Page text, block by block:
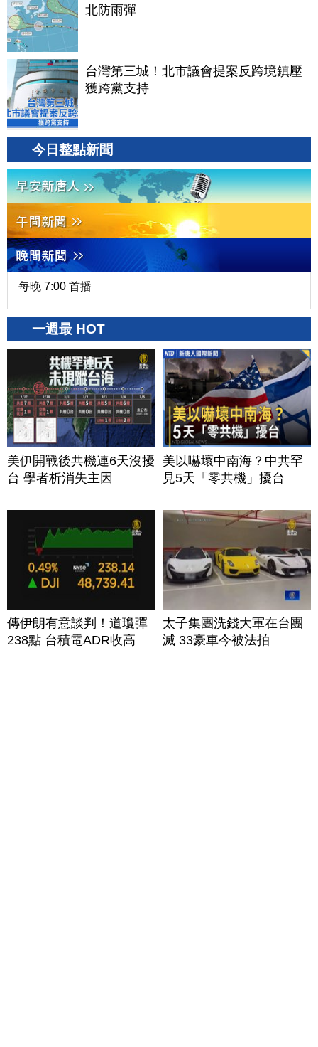
北防雨彈
台灣第三城！北市議會提案反跨境鎮壓
獲跨黨支持
今日整點新聞
每晚 7:00 首播
一週最 HOT
美伊開戰後共機連6天沒擾
台 學者析消失主因
美以嚇壞中南海？中共罕
見5天「零共機」擾台
傳伊朗有意談判！道瓊彈
238點 台積電ADR收高
太子集團洗錢大軍在台團
滅 33豪車今被法拍